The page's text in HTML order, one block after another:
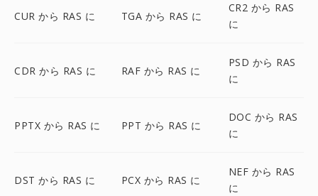
CUR から RAS に TGA から RAS に
CR2 から RAS
に
CDR から RAS に RAF から RAS に
PSD から RAS
に
PPTX から RAS に PPT から RAS に
DOC から RAS
に
DST から RAS に PCX から RAS に
NEF から RAS
に